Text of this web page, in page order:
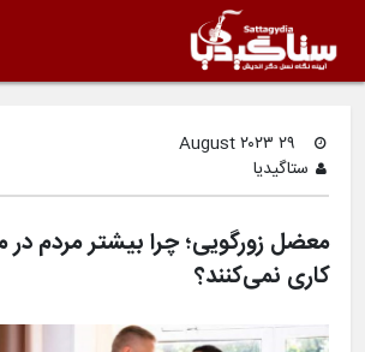
ستاگیدیا
معضل زورگویی؛ چرا بیشتر مردم در
کاری نمی‌کنند؟